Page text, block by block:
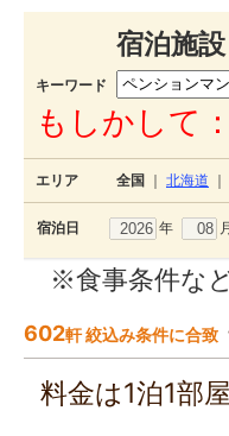
宿泊施設
キーワード
もしかして：
エリア 全国 北海道
宿泊日 年 月
※食事条件な
602軒 絞込み条件に合致
料金は1泊1部